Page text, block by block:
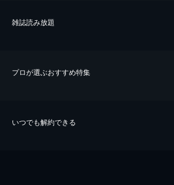
雑誌読み放題
プロが選ぶおすすめ特集
いつでも解約できる